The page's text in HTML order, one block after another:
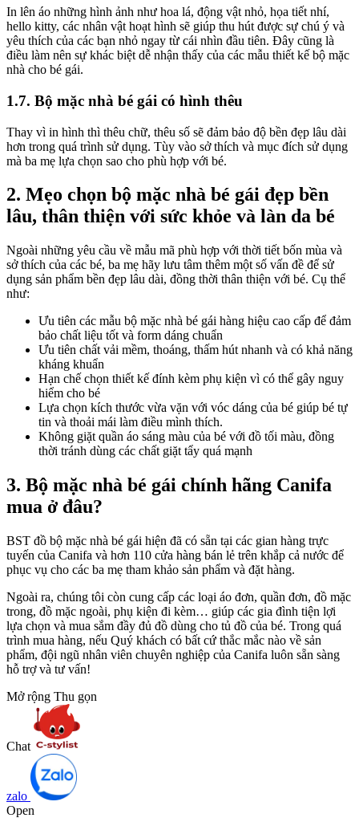
In lên áo những hình ảnh như hoa lá, động vật nhỏ, họa tiết nhí,
hello kitty, các nhân vật hoạt hình sẽ giúp thu hút được sự chú ý và
yêu thích của các bạn nhỏ ngay từ cái nhìn đầu tiên. Đây cũng là
điều làm nên sự khác biệt dễ nhận thấy của các mẫu thiết kế bộ mặc
nhà cho bé gái.
1.7. Bộ mặc nhà bé gái có hình thêu
Thay vì in hình thì thêu chữ, thêu số sẽ đảm bảo độ bền đẹp lâu dài
hơn trong quá trình sử dụng. Tùy vào sở thích và mục đích sử dụng
mà ba mẹ lựa chọn sao cho phù hợp với bé.
2. Mẹo chọn bộ mặc nhà bé gái đẹp bền
lâu, thân thiện với sức khỏe và làn da bé
Ngoài những yêu cầu về mẫu mã phù hợp với thời tiết bốn mùa và
sở thích của các bé, ba mẹ hãy lưu tâm thêm một số vấn đề để sử
dụng sản phẩm bền đẹp lâu dài, đồng thời thân thiện với bé. Cụ thể
như:
Ưu tiên các mẫu bộ mặc nhà bé gái hàng hiệu cao cấp để đảm
bảo chất liệu tốt và form dáng chuẩn
Ưu tiên chất vải mềm, thoáng, thấm hút nhanh và có khả năng
kháng khuẩn
Hạn chế chọn thiết kế đính kèm phụ kiện vì có thể gây nguy
hiểm cho bé
Lựa chọn kích thước vừa vặn với vóc dáng của bé giúp bé tự
tin và thoải mái làm điều mình thích.
Không giặt quần áo sáng màu của bé với đồ tối màu, đồng
thời tránh dùng các chất giặt tẩy quá mạnh
3. Bộ mặc nhà bé gái chính hãng Canifa
mua ở đâu?
BST đồ bộ mặc nhà bé gái hiện đã có sẵn tại các gian hàng trực
tuyến của Canifa và hơn 110 cửa hàng bán lẻ trên khắp cả nước để
phục vụ cho các ba mẹ tham khảo sản phẩm và đặt hàng.
Ngoài ra, chúng tôi còn cung cấp các loại áo đơn, quần đơn, đồ mặc
trong, đồ mặc ngoài, phụ kiện đi kèm… giúp các gia đình tiện lợi
lựa chọn và mua sắm đầy đủ đồ dùng cho tủ đồ của bé. Trong quá
trình mua hàng, nếu Quý khách có bất cứ thắc mắc nào về sản
phẩm, đội ngũ nhân viên chuyên nghiệp của Canifa luôn sẵn sàng
hỗ trợ và tư vấn!
Mở rộng Thu gọn
Chat
zalo
Open